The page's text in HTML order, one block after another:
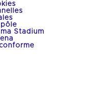
Stadium